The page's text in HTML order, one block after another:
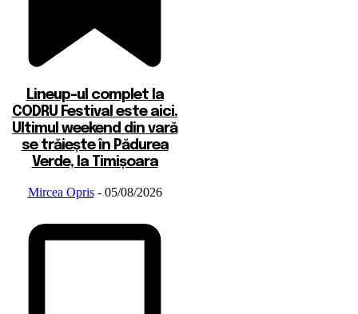
Lineup-ul complet la
CODRU Festival este aici.
Ultimul weekend din vară
se trăiește în Pădurea
Verde, la Timișoara
Mircea Opris - 05/08/2026